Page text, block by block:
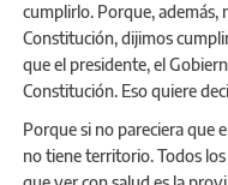
cumplirlo. Porque, además,
Constitución, dijimos
que el presidente, el
Constitución. Eso quiere
Porque si no pareciera que
no tiene territorio. Todos